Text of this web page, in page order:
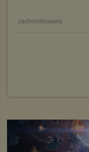
zachomikowany